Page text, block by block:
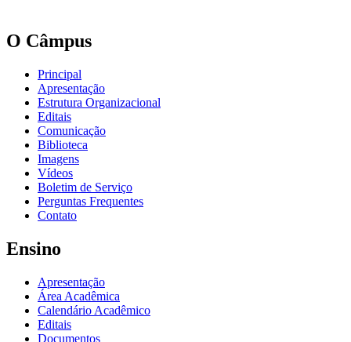
O Câmpus
Principal
Apresentação
Estrutura Organizacional
Editais
Comunicação
Biblioteca
Imagens
Vídeos
Boletim de Serviço
Perguntas Frequentes
Contato
Ensino
Apresentação
Área Acadêmica
Calendário Acadêmico
Editais
Documentos